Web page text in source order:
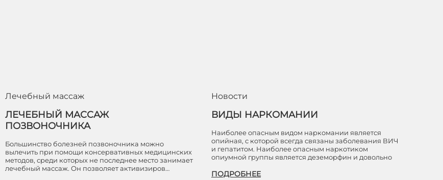
Лечебный массаж
ЛЕЧЕБНЫЙ МАССАЖ
ПОЗВОНОЧНИКА
Большинство болезней позвоночника можно
вылечить при помощи консервативных медицинских
методов, среди которых не последнее место занимает
лечебный массаж. Он позволяет активизиров…
Новости
ВИДЫ НАРКОМАНИИ
Наиболее опасным видом наркомании является
опийная, с которой всегда связаны заболевания ВИЧ
и гепатитом. Наиболее опасным наркотиком
опиумной группы является деземорфин и довольно
ПОДРОБНЕЕ